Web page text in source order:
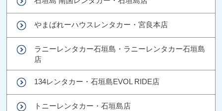
やまばれーハウスレンタカー・宮良本店
ラニーレンタカー石垣島・ラニーレンタカー石垣島
店
134レンタカー・石垣島EVOL RIDE店
トニーレンタカー・石垣島店